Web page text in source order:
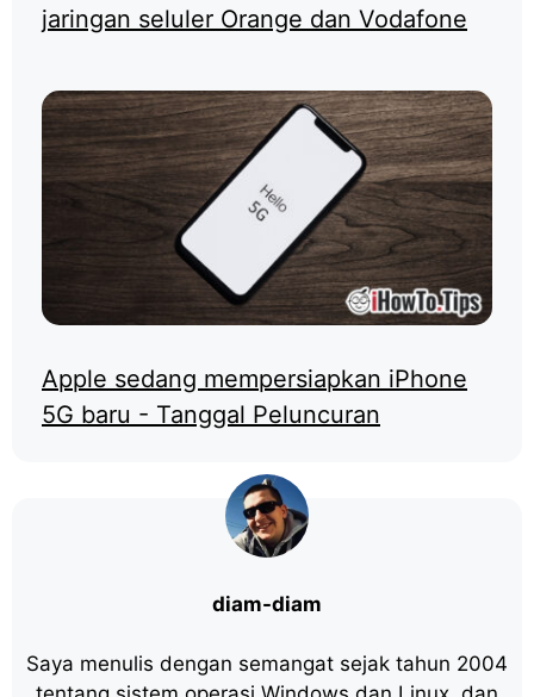
jaringan seluler Orange dan Vodafone
Apple sedang mempersiapkan iPhone
5G baru - Tanggal Peluncuran
diam-diam
Saya menulis dengan semangat sejak tahun 2004